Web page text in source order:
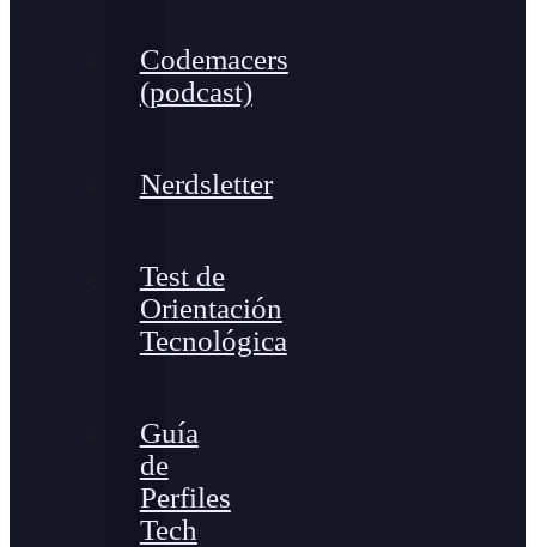
Codemacers
(podcast)
Nerdsletter
Test de
Orientación
Tecnológica
Guía
de
Perfiles
Tech